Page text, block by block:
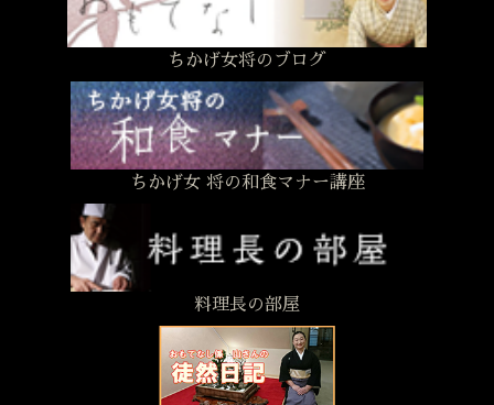
ちかげ女将のブログ
ちかげ女 将の和食マナー講座
料理長の部屋